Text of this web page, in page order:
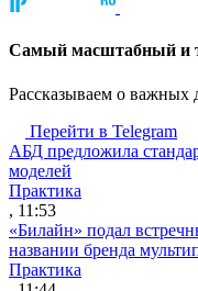
Cамый масштабный и
Рассказываем о важных
Перейти в Telegram
АБД предложила
моделей
Практика
, 11:53
«Билайн» подал
названии бренда
Практика